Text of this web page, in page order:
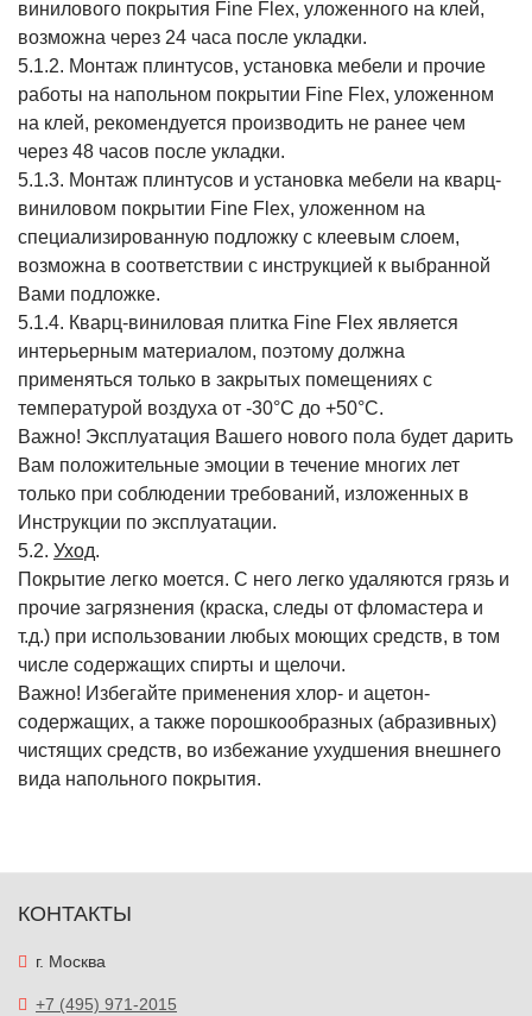
винилового покрытия Fine Flex, уложенного на клей,
возможна через 24 часа после укладки.
5.1.2. Монтаж плинтусов, установка мебели и прочие
работы на напольном покрытии Fine Flex, уложенном
на клей, рекомендуется производить не ранее чем
через 48 часов после укладки.
5.1.3. Монтаж плинтусов и установка мебели на кварц-
виниловом покрытии Fine Flex, уложенном на
специализированную подложку с клеевым слоем,
возможна в соответствии с инструкцией к выбранной
Вами подложке.
5.1.4. Кварц-виниловая плитка Fine Flex является
интерьерным материалом, поэтому должна
применяться только в закрытых помещениях с
температурой воздуха от -30°С до +50°С.
Важно! Эксплуатация Вашего нового пола будет дарить
Вам положительные эмоции в течение многих лет
только при соблюдении требований, изложенных в
Инструкции по эксплуатации.
5.2. Уход.
Покрытие легко моется. С него легко удаляются грязь и
прочие загрязнения (краска, следы от фломастера и
т.д.) при использовании любых моющих средств, в том
числе содержащих спирты и щелочи.
Важно! Избегайте применения хлор- и ацетон-
содержащих, а также порошкообразных (абразивных)
чистящих средств, во избежание ухудшения внешнего
вида напольного покрытия.
КОНТАКТЫ
г. Москва
+7 (495) 971-2015